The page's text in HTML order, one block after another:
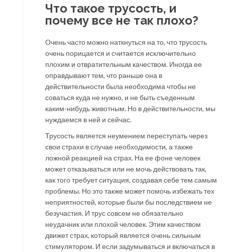
Что такое трусость, и
почему все не так плохо?
Очень часто можно наткнуться на то, что трусость
очень порицается и считается исключительно
плохим и отвратительным качеством. Иногда ее
оправдывают тем, что раньше она в
действительности была необходима чтобы не
соваться куда не нужно, и не быть съеденным
каким-нибудь животным. Но в действительности, мы
нуждаемся в ней и сейчас.
Трусость является неумением переступать через
свои страхи в случае необходимости, а также
ложной реакцией на страх. На ее фоне человек
может отказываться или не мочь действовать так,
как того требует ситуация, создавая себе тем самым
проблемы. Но это также может помочь избежать тех
неприятностей, которые были бы последствием не
безучастия. И трус совсем не обязательно
неудачник или плохой человек. Этим качеством
движет страх, который является очень сильным
стимулятором. И если задумываться и включаться в